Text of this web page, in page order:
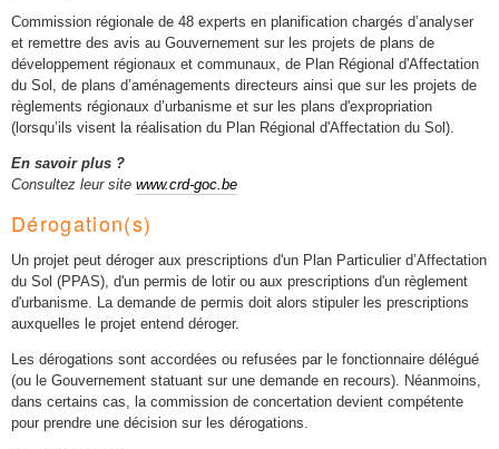
Commission régionale de 48 experts en planification chargés d’analyser
et remettre des avis au Gouvernement sur les projets de plans de
développement régionaux et communaux, de Plan Régional d'Affectation
du Sol, de plans d’aménagements directeurs ainsi que sur les projets de
règlements régionaux d’urbanisme et sur les plans d'expropriation
(lorsqu’ils visent la réalisation du Plan Régional d'Affectation du Sol).
En savoir plus ?
Consultez leur site www.crd-goc.be
Dérogation(s)
Un projet peut déroger aux prescriptions d'un Plan Particulier d’Affectation
du Sol (PPAS), d'un permis de lotir ou aux prescriptions d'un règlement
d'urbanisme. La demande de permis doit alors stipuler les prescriptions
auxquelles le projet entend déroger.
Les dérogations sont accordées ou refusées par le fonctionnaire délégué
(ou le Gouvernement statuant sur une demande en recours). Néanmoins,
dans certains cas, la commission de concertation devient compétente
pour prendre une décision sur les dérogations.